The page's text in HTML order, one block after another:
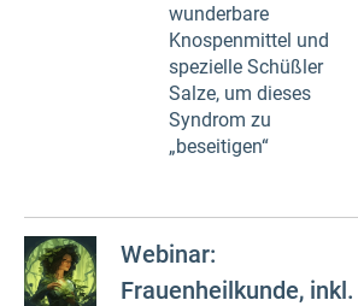
wunderbare
Knospenmittel und
spezielle Schüßler
Salze, um dieses
Syndrom zu
„beseitigen“
Webinar:
Frauenheilkunde, inkl.